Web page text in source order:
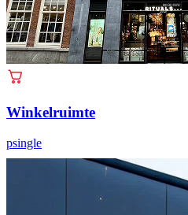
Winkelruimte
psingle